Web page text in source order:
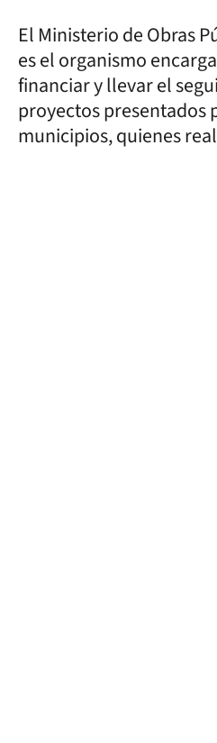
El Ministerio de Obras
es el organismo
financiar y llevar el
proyectos presentados
municipios, quienes